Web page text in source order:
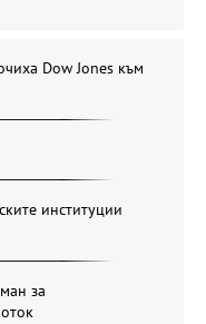
Dow Jones към
институции
за